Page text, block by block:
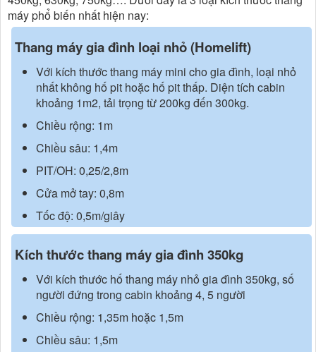
máy phổ biến nhất hiện nay:
Thang máy gia đình loại nhỏ (Homelift)
Với kích thước thang máy mini cho gia đình, loại nhỏ
nhất không hố pit hoặc hố pit thấp. Diện tích cabin
khoảng 1m2, tải trọng từ 200kg đến 300kg.
Chiều rộng: 1m
Chiều sâu: 1,4m
PIT/OH: 0,25/2,8m
Cửa mở tay: 0,8m
Tốc độ: 0,5m/giây
Kích thước thang máy gia đình 350kg
Với kích thước hố thang máy nhỏ gia đình 350kg, số
người đứng trong cabin khoảng 4, 5 người
Chiều rộng: 1,35m hoặc 1,5m
Chiều sâu: 1,5m